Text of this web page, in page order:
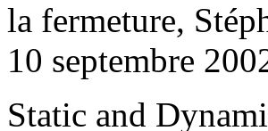
la fermeture,
10 septembre
Static and